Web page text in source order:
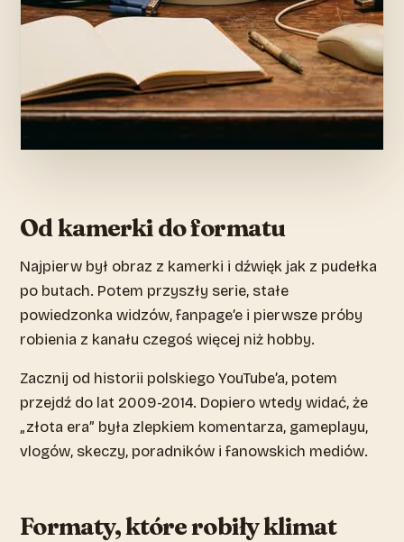
Od kamerki do formatu
Najpierw był obraz z kamerki i dźwięk jak z pudełka
po butach. Potem przyszły serie, stałe
powiedzonka widzów, fanpage’e i pierwsze próby
robienia z kanału czegoś więcej niż hobby.
Zacznij od historii polskiego YouTube’a, potem
przejdź do lat 2009-2014. Dopiero wtedy widać, że
„złota era” była zlepkiem komentarza, gameplayu,
vlogów, skeczy, poradników i fanowskich mediów.
Formaty, które robiły klimat